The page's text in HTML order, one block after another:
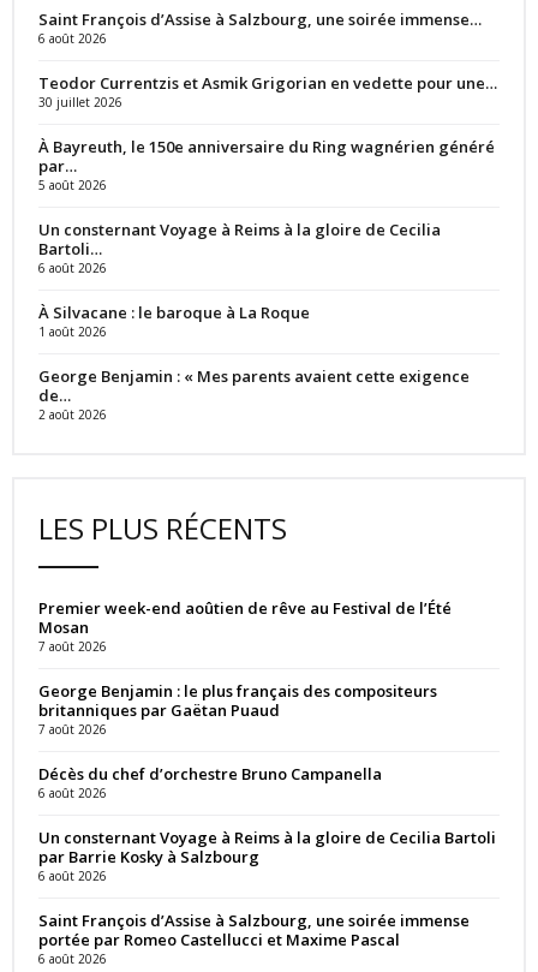
Saint François d’Assise à Salzbourg, une soirée immense…
6 août 2026
Teodor Currentzis et Asmik Grigorian en vedette pour une…
30 juillet 2026
À Bayreuth, le 150e anniversaire du Ring wagnérien généré
par…
5 août 2026
Un consternant Voyage à Reims à la gloire de Cecilia
Bartoli…
6 août 2026
À Silvacane : le baroque à La Roque
1 août 2026
George Benjamin : « Mes parents avaient cette exigence
de…
2 août 2026
LES PLUS RÉCENTS
Premier week-end aoûtien de rêve au Festival de l’Été
Mosan
7 août 2026
George Benjamin : le plus français des compositeurs
britanniques par Gaëtan Puaud
7 août 2026
Décès du chef d’orchestre Bruno Campanella
6 août 2026
Un consternant Voyage à Reims à la gloire de Cecilia Bartoli
par Barrie Kosky à Salzbourg
6 août 2026
Saint François d’Assise à Salzbourg, une soirée immense
portée par Romeo Castellucci et Maxime Pascal
6 août 2026